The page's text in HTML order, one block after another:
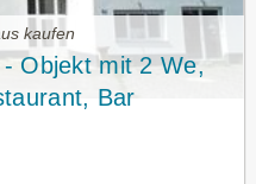
kaufen
Objekt mit 2 We,
Bar